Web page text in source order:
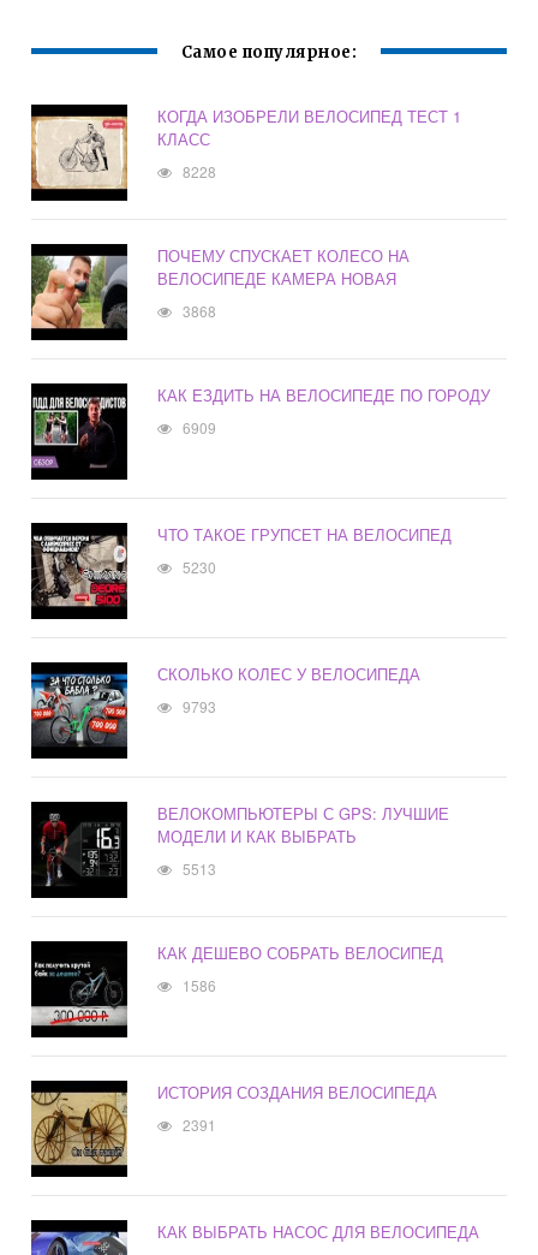
Самое популярное:
КОГДА ИЗОБРЕЛИ ВЕЛОСИПЕД ТЕСТ 1
КЛАСС
8228
ПОЧЕМУ СПУСКАЕТ КОЛЕСО НА
ВЕЛОСИПЕДЕ КАМЕРА НОВАЯ
3868
КАК ЕЗДИТЬ НА ВЕЛОСИПЕДЕ ПО ГОРОДУ
6909
ЧТО ТАКОЕ ГРУПСЕТ НА ВЕЛОСИПЕД
5230
СКОЛЬКО КОЛЕС У ВЕЛОСИПЕДА
9793
ВЕЛОКОМПЬЮТЕРЫ С GPS: ЛУЧШИЕ
МОДЕЛИ И КАК ВЫБРАТЬ
5513
КАК ДЕШЕВО СОБРАТЬ ВЕЛОСИПЕД
1586
ИСТОРИЯ СОЗДАНИЯ ВЕЛОСИПЕДА
2391
КАК ВЫБРАТЬ НАСОС ДЛЯ ВЕЛОСИПЕДА